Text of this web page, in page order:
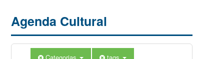
Agenda Cultural